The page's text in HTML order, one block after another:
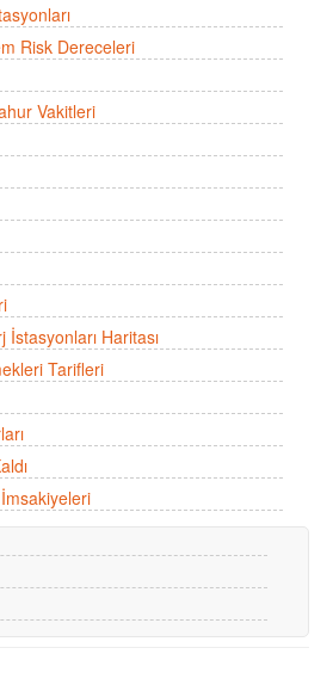
Risk Dereceleri
Vakitleri
Haritası
Tarifleri